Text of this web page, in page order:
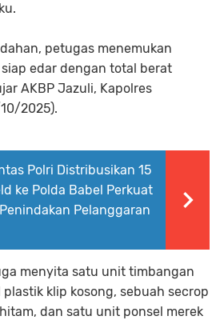
petugas menemukan
edar dengan total berat
AKBP Jazuli, Kapolres
2025).
Polri Distribusikan 15
ke Polda Babel Perkuat
Pelanggaran
menyita satu unit timbangan
klip kosong, sebuah secrop
dan satu unit ponsel merek